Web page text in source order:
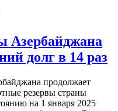
Азербайджана
долг в 14 раз
продолжает
резервы страны
на 1 января 2025